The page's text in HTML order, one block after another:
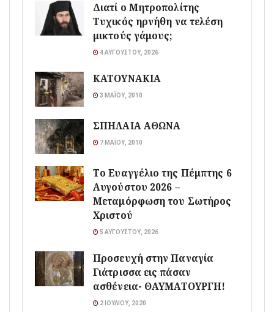
Διατί ο Μητροπολίτης
Τυχικός ηρνήθη να τελέση
μικτούς γάμους;
4 ΑΥΓΟΎΣΤΟΥ, 2026
ΚΑΤΟΥΝΑΚΙΑ
3 ΜΑΪ́ΟΥ, 2010
ΣΠΗΛΑΙΑ ΑΘΩΝΑ
7 ΜΑΪ́ΟΥ, 2010
Το Ευαγγέλιο της Πέμπτης 6
Αυγούστου 2026 –
Μεταμόρφωση του Σωτήρος
Χριστού
5 ΑΥΓΟΎΣΤΟΥ, 2026
Προσευχή στην Παναγία
Γιάτρισσα εις πάσαν
ασθένεια- ΘΑΥΜΑΤΟΥΡΓΗ!
2 ΙΟΥΛΊΟΥ, 2020